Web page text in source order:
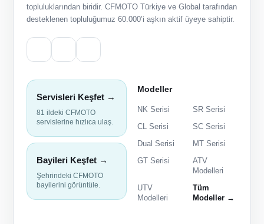
topluluklarından biridir. CFMOTO Türkiye ve Global tarafından
desteklenen topluluğumuz 60.000’i aşkın aktif üyeye sahiptir.
Servisleri Keşfet →
81 ildeki CFMOTO
servislerine hızlıca ulaş.
Bayileri Keşfet →
Şehrindeki CFMOTO
bayilerini görüntüle.
Modeller
NK Serisi
SR Serisi
CL Serisi
SC Serisi
Dual Serisi
MT Serisi
GT Serisi
ATV
Modelleri
UTV
Modelleri
Tüm
Modeller →